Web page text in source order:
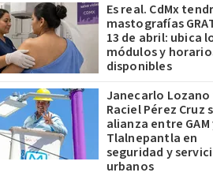
Es real. CdMx
mastografías
13 de abril: ubica
módulos y
disponibles
Janecarlo Lozano
Raciel Pérez Cruz
alianza entre GAM
Tlalnepantla en
seguridad y
urbanos